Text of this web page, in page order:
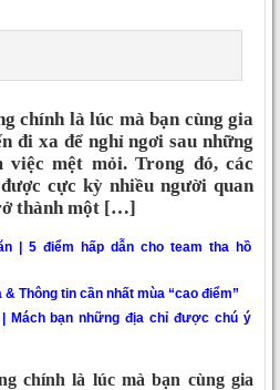
chính là lúc mà bạn cùng gia
đi xa để nghỉ ngơi sau những
mệt mỏi. Trong đó, các
cực kỳ nhiều người quan
thành một […]
| 5 điểm hấp dẫn cho team tha hồ
Thông tin cần nhất mùa “cao điểm”
Mách bạn những địa chỉ được chú ý
chính là lúc mà bạn cùng gia